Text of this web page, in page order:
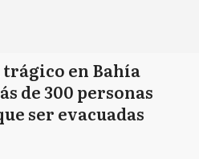
en Bahía
de 300 personas
ser evacuadas